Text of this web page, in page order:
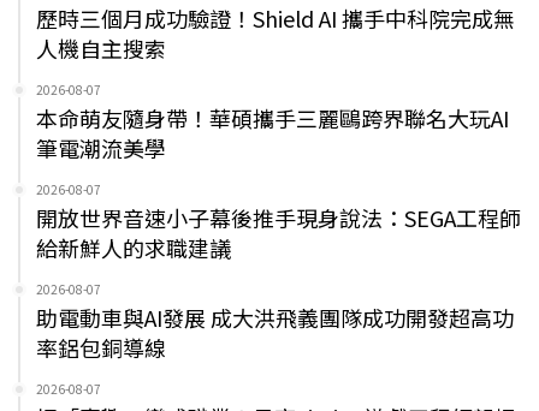
歷時三個月成功驗證！Shield AI 攜手中科院完成無
人機自主搜索
2026-08-07
本命萌友隨身帶！華碩攜手三麗鷗跨界聯名大玩AI
筆電潮流美學
2026-08-07
開放世界音速小子幕後推手現身說法：SEGA工程師
給新鮮人的求職建議
2026-08-07
助電動車與AI發展 成大洪飛義團隊成功開發超高功
率鋁包銅導線
2026-08-07